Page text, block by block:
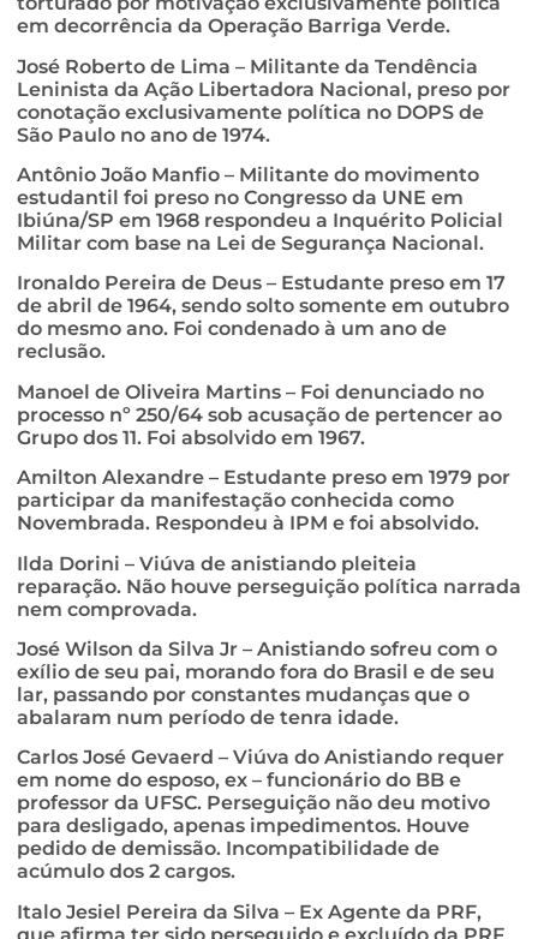
em decorrência da Operação Barriga Verde.
José Roberto de Lima – Militante da Tendência
Leninista da Ação Libertadora Nacional, preso por
conotação exclusivamente política no DOPS de
São Paulo no ano de 1974.
Antônio João Manfio – Militante do movimento
estudantil foi preso no Congresso da UNE em
Ibiúna/SP em 1968 respondeu a Inquérito Policial
Militar com base na Lei de Segurança Nacional.
Ironaldo Pereira de Deus – Estudante preso em 17
de abril de 1964, sendo solto somente em outubro
do mesmo ano. Foi condenado à um ano de
reclusão.
Manoel de Oliveira Martins – Foi denunciado no
processo nº 250/64 sob acusação de pertencer ao
Grupo dos 11. Foi absolvido em 1967.
Amilton Alexandre – Estudante preso em 1979 por
participar da manifestação conhecida como
Novembrada. Respondeu à IPM e foi absolvido.
Ilda Dorini – Viúva de anistiando pleiteia
reparação. Não houve perseguição política narrada
nem comprovada.
José Wilson da Silva Jr – Anistiando sofreu com o
exílio de seu pai, morando fora do Brasil e de seu
lar, passando por constantes mudanças que o
abalaram num período de tenra idade.
Carlos José Gevaerd – Viúva do Anistiando requer
em nome do esposo, ex – funcionário do BB e
professor da UFSC. Perseguição não deu motivo
para desligado, apenas impedimentos. Houve
pedido de demissão. Incompatibilidade de
acúmulo dos 2 cargos.
Italo Jesiel Pereira da Silva – Ex Agente da PRF,